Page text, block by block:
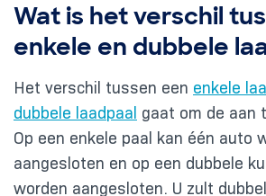
Wat is het verschil
enkele en dubbele
Het verschil tussen een enkele
dubbele laadpaal gaat om de aan
Op een enkele paal kan één auto
aangesloten en op een dubbele
worden aangesloten. U zult